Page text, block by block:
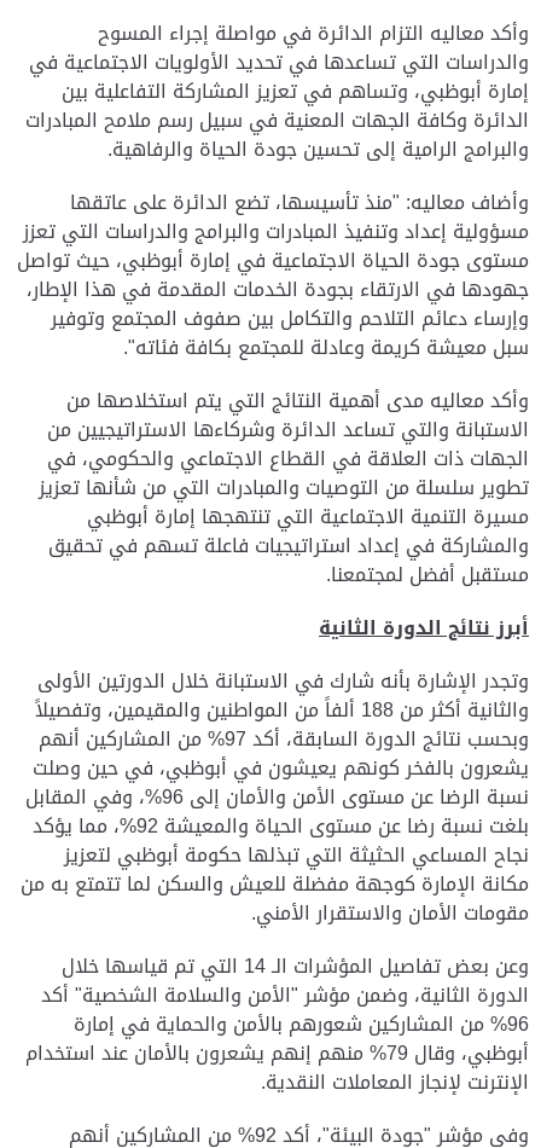
وأكد معاليه التزام الدائرة في مواصلة إجراء المسوح
والدراسات التي تساعدها في تحديد الأولويات الاجتماعية في
إمارة أبوظبي، وتساهم في تعزيز المشاركة التفاعلية بين
الدائرة وكافة الجهات المعنية في سبيل رسم ملامح المبادرات
والبرامج الرامية إلى تحسين جودة الحياة والرفاهية.
وأضاف معاليه: "منذ تأسيسها، تضع الدائرة على عاتقها
مسؤولية إعداد وتنفيذ المبادرات والبرامج والدراسات التي تعزز
مستوى جودة الحياة الاجتماعية في إمارة أبوظبي، حيث تواصل
جهودها في الارتقاء بجودة الخدمات المقدمة في هذا الإطار،
وإرساء دعائم التلاحم والتكامل بين صفوف المجتمع وتوفير
سبل معيشة كريمة وعادلة للمجتمع بكافة فئاته".
وأكد معاليه مدى أهمية النتائج التي يتم استخلاصها من
الاستبانة والتي تساعد الدائرة وشركاءها الاستراتيجيين من
الجهات ذات العلاقة في القطاع الاجتماعي والحكومي، في
تطوير سلسلة من التوصيات والمبادرات التي من شأنها تعزيز
مسيرة التنمية الاجتماعية التي تنتهجها إمارة أبوظبي
والمشاركة في إعداد استراتيجيات فاعلة تسهم في تحقيق
مستقبل أفضل لمجتمعنا.
أبرز نتائج الدورة الثانية
وتجدر الإشارة بأنه شارك في الاستبانة خلال الدورتين الأولى
والثانية أكثر من 188 ألفاً من المواطنين والمقيمين، وتفصيلاً
وبحسب نتائج الدورة السابقة، أكد 97% من المشاركين أنهم
يشعرون بالفخر كونهم يعيشون في أبوظبي، في حين وصلت
نسبة الرضا عن مستوى الأمن والأمان إلى 96%، وفي المقابل
بلغت نسبة رضا عن مستوى الحياة والمعيشة 92%، مما يؤكد
نجاح المساعي الحثيثة التي تبذلها حكومة أبوظبي لتعزيز
مكانة الإمارة كوجهة مفضلة للعيش والسكن لما تتمتع به من
مقومات الأمان والاستقرار الأمني.
وعن بعض تفاصيل المؤشرات الـ 14 التي تم قياسها خلال
الدورة الثانية، وضمن مؤشر "الأمن والسلامة الشخصية" أكد
96% من المشاركين شعورهم بالأمن والحماية في إمارة
أبوظبي، وقال 79% منهم إنهم يشعرون بالأمان عند استخدام
الإنترنت لإنجاز المعاملات النقدية.
وفي مؤشر "جودة البيئة"، أكد 92% من المشاركين أنهم